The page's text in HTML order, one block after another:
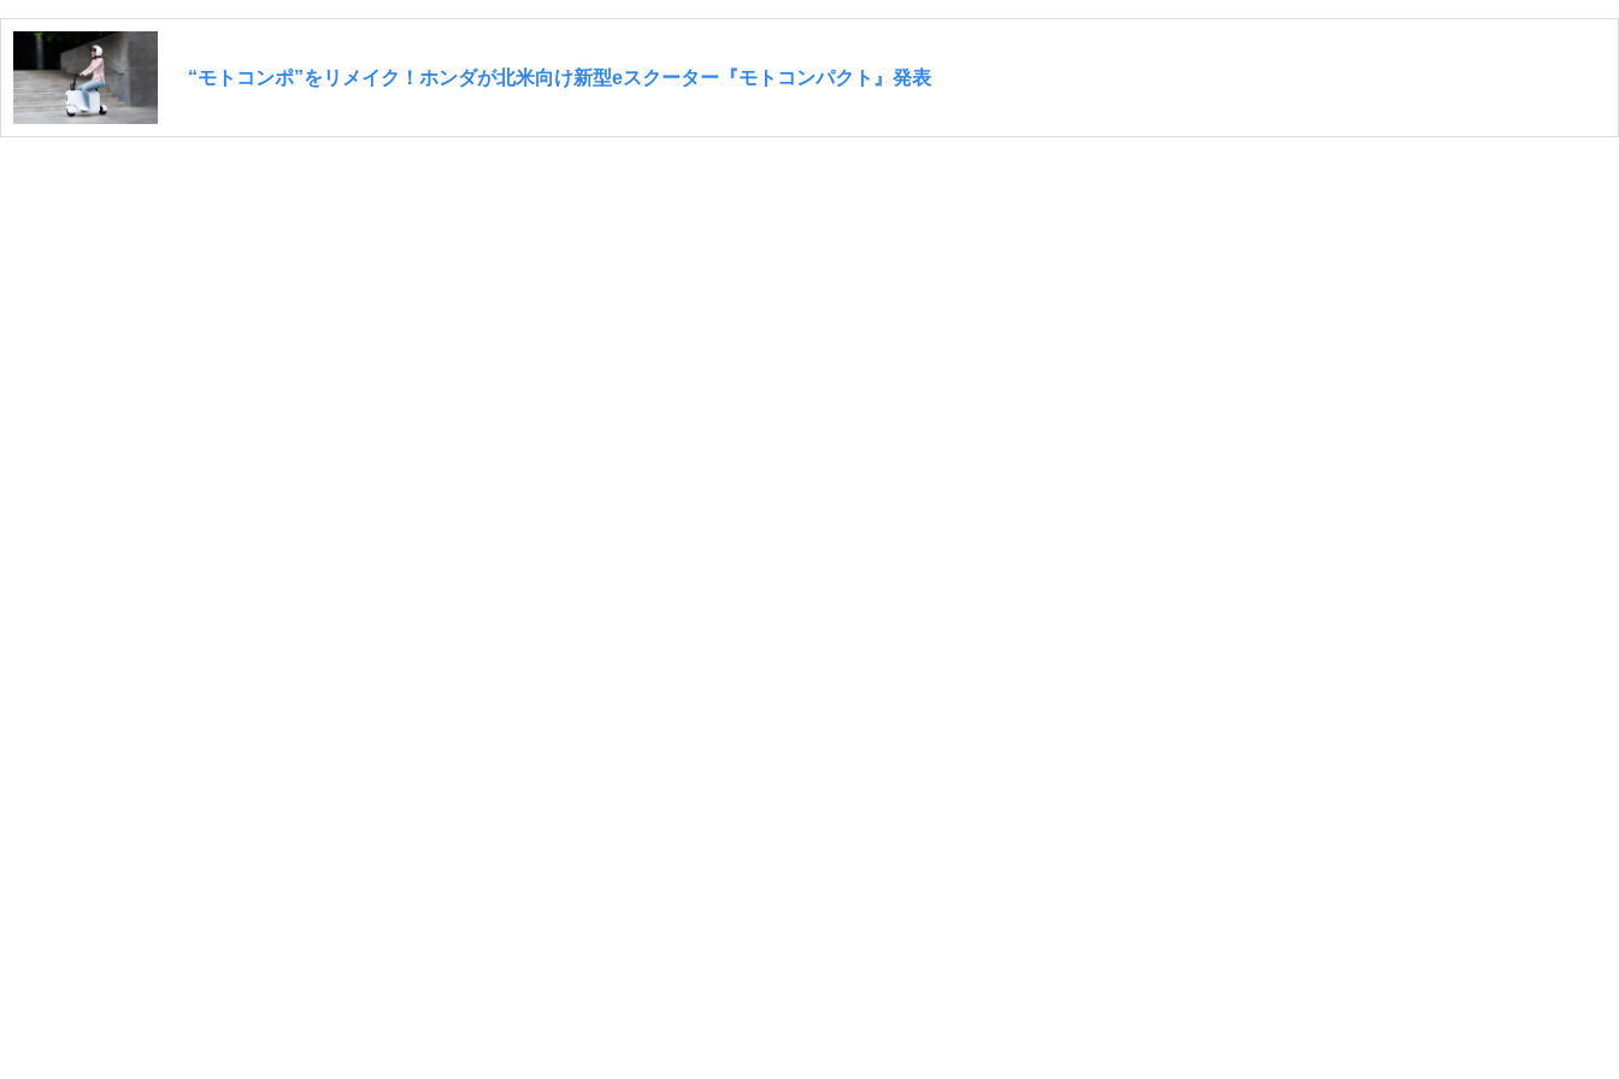
“モトコンポ”をリメイク！ホンダが北米向け新型eスクーター『モトコンパクト』発表